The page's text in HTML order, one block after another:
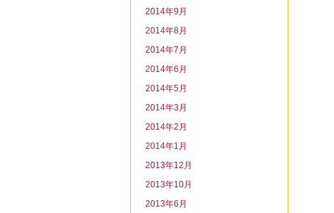
2014年9月
2014年8月
2014年7月
2014年6月
2014年5月
2014年3月
2014年2月
2014年1月
2013年12月
2013年10月
2013年6月